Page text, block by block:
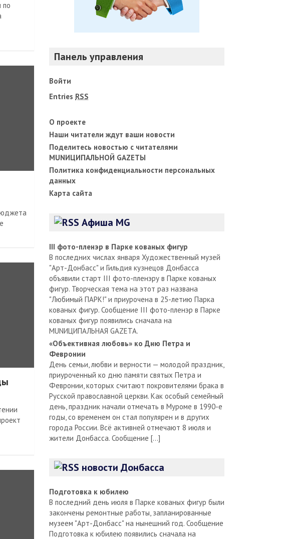
по
Панель управления
Войти
Entries RSS
О проекте
Наши читатели ждут ваши новости
Поделитесь новостью с читателями
MUNИЦИПАЛЬНОЙ GAZЕТЫ
Политика конфиденциальности персональных
данных
Карта сайта
Афиша MG
III фото-пленэр в Парке кованых фигур
В последних числах января Художественный музей
"Арт-Донбасс" и Гильдия кузнецов Донбасса
объявили старт III фото-пленэру в Парке кованых
фигур. Творческая тема на этот раз названа
"Любимый ПАРК!" и приурочена в 25-летию Парка
кованых фигур. Сообщение III фото-пленэр в Парке
кованых фигур появились сначала на
MUNИЦИПАЛЬНАЯ GAZЕТА.
«Объективная любовь» ко Дню Петра и
Февронии
День семьи, любви и верности — молодой праздник,
приуроченный ко дню памяти святых Петра и
Февронии, которых считают покровителями брака в
Русской православной церкви. Как особый семейный
день, праздник начали отмечать в Муроме в 1990-е
годы, со временем он стал популярен и в других
города России. Всё активней отмечают 8 июля и
жители Донбасса. Сообщение […]
новости Донбасса
Подготовка к юбилею
В последний день июля в Парке кованых фигур были
закончены ремонтные работы, запланированные
музеем "Арт-Донбасс" на нынешний год. Сообщение
Подготовка к юбилею появились сначала на